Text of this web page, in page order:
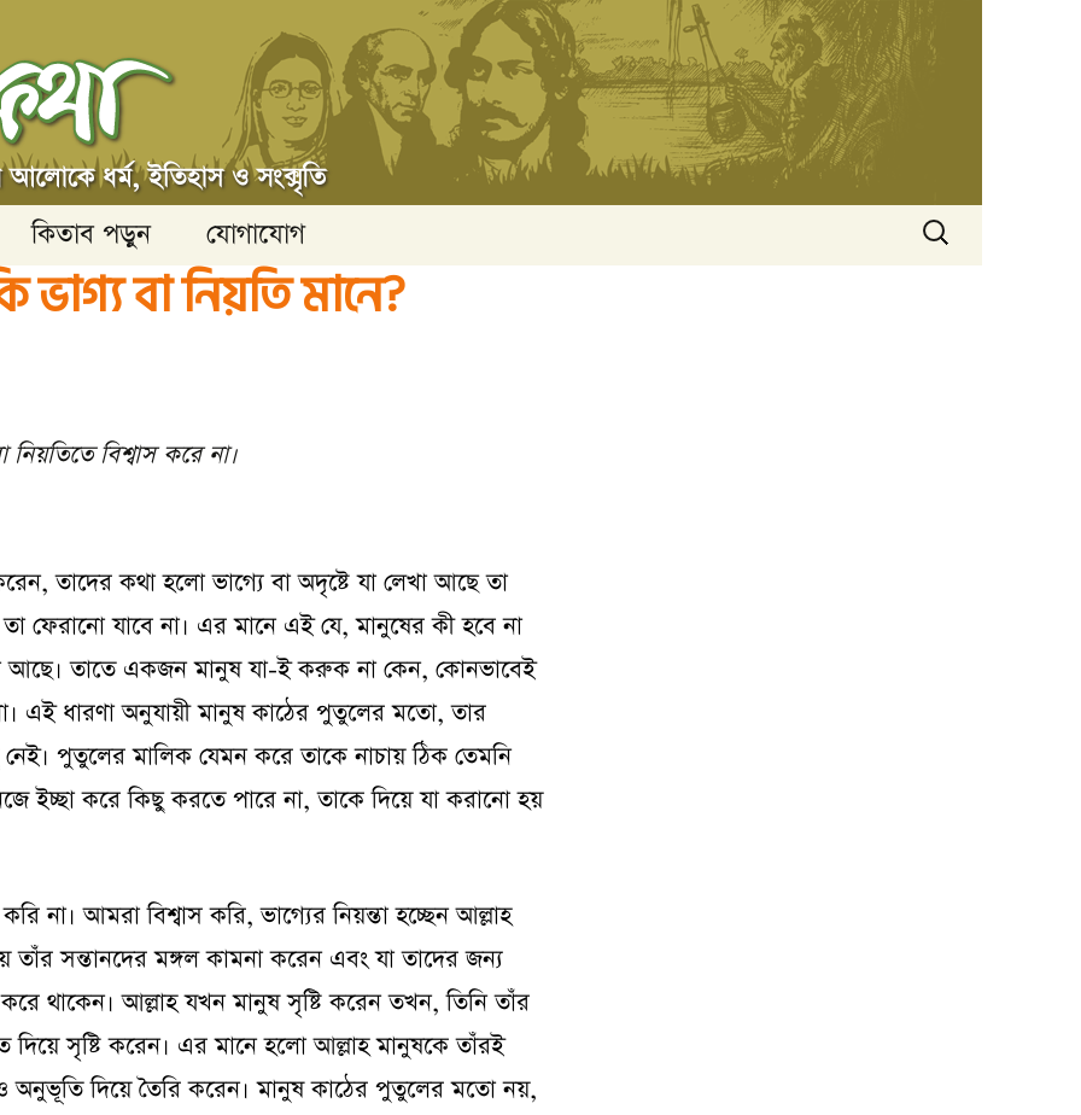
কিতাব পড়ুন যোগাযোগ অনুসন্ধানঃ
ভাগ্য বা নিয়তি মানে?
নিয়তিতে বিশ্বাস করে না।
তাদের কথা হলো ভাগ্যে বা অদৃষ্টে যা লেখা আছে তা
ফেরানো যাবে না। এর মানে এই যে, মানুষের কী হবে না
আছে। তাতে একজন মানুষ যা-ই করুক না কেন, কোনভাবেই
এই ধারণা অনুযায়ী মানুষ কাঠের পুতুলের মতো, তার
পুতুলের মালিক যেমন করে তাকে নাচায় ঠিক তেমনি
ইচ্ছা করে কিছু করতে পারে না, তাকে দিয়ে যা করানো হয়
না। আমরা বিশ্বাস করি, ভাগ্যের নিয়ন্তা হচ্ছেন আল্লাহ
তাঁর সন্তানদের মঙ্গল কামনা করেন এবং যা তাদের জন্য
থাকেন। আল্লাহ যখন মানুষ সৃষ্টি করেন তখন, তিনি তাঁর
সৃষ্টি করেন। এর মানে হলো আল্লাহ মানুষকে তাঁরই
দিয়ে তৈরি করেন। মানুষ কাঠের পুতুলের মতো নয়,